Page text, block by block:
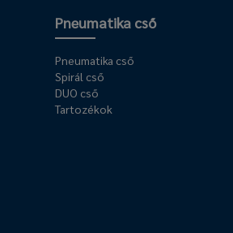
Pneumatika cső
Pneumatika cső
Spirál cső
DUO cső
Tartozékok